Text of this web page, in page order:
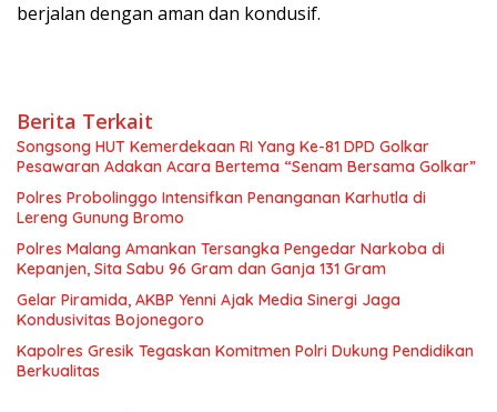
berjalan dengan aman dan kondusif.
Berita Terkait
Songsong HUT Kemerdekaan RI Yang Ke-81 DPD Golkar
Pesawaran Adakan Acara Bertema “Senam Bersama Golkar”
Polres Probolinggo Intensifkan Penanganan Karhutla di
Lereng Gunung Bromo
Polres Malang Amankan Tersangka Pengedar Narkoba di
Kepanjen, Sita Sabu 96 Gram dan Ganja 131 Gram
Gelar Piramida, AKBP Yenni Ajak Media Sinergi Jaga
Kondusivitas Bojonegoro
Kapolres Gresik Tegaskan Komitmen Polri Dukung Pendidikan
Berkualitas